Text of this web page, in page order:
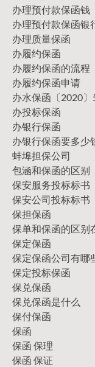
办理预付款保函钱
办理预付款保函银
办理质量保函
办履约保函
办履约保函的流程
办履约保函申请
办水保函〔2020
办投标保函
办银行保函
办银行保函要多少
蚌埠担保公司
包涵和保函的区别
保安服务投标标书
保安公司投标标书
保担保函
保单和保函的区别
保定保函
保定保函公司有哪
保定投标保函
保兑保函
保兑保函是什么
保付保函
保函
保函 保理
保函 保证